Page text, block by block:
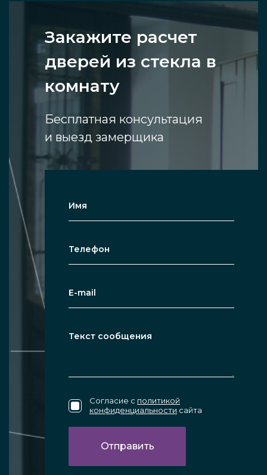
Закажите расчет
дверей из стекла в
комнату
Бесплатная консультация
и выезд замерщика
Согласие с политикой
конфиденциальности сайта